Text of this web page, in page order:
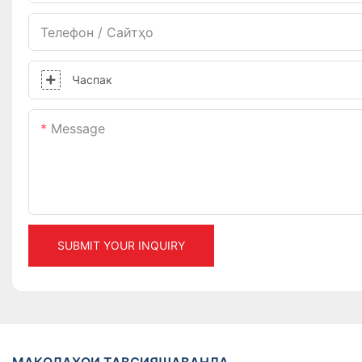
Телефон / Сайтҳо
Часпак
Message
SUBMIT YOUR INQUIRY